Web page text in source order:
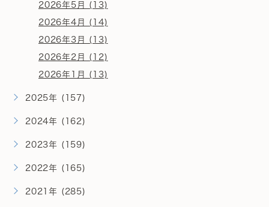
2026年5月 (13)
2026年4月 (14)
2026年3月 (13)
2026年2月 (12)
2026年1月 (13)
2025年 (157)
2024年 (162)
2023年 (159)
2022年 (165)
2021年 (285)